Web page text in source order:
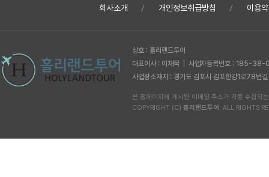
회사소개 개인정보취급방침 이용
상호 : 홀리랜드투어
대표이사 : 이재묵 | 사업자등록번호 : 185-
사업장소재지 : 경기도 김포시 김포한강1
본 홈페이지에 게시된 이메일 주소가 자동 수집되
COPYRIGHT (C) 홀리랜드투어 . ALL RIGHTS